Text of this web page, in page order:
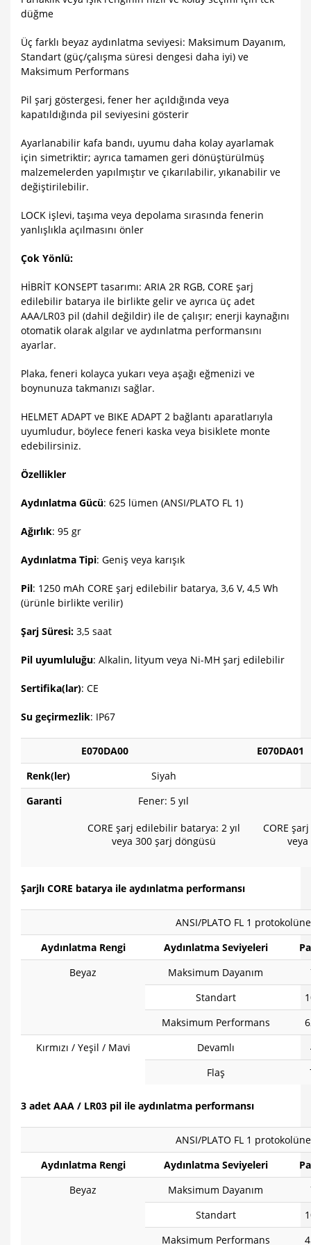
düğme
Üç farklı beyaz aydınlatma seviyesi: Maksimum Dayanım,
Standart (güç/çalışma süresi dengesi daha iyi) ve
Maksimum Performans
Pil şarj göstergesi, fener her açıldığında veya
kapatıldığında pil seviyesini gösterir
Ayarlanabilir kafa bandı, uyumu daha kolay ayarlamak
için simetriktir; ayrıca tamamen geri dönüştürülmüş
malzemelerden yapılmıştır ve çıkarılabilir, yıkanabilir ve
değiştirilebilir.
LOCK işlevi, taşıma veya depolama sırasında fenerin
yanlışlıkla açılmasını önler
Çok Yönlü:
HİBRİT KONSEPT tasarımı: ARIA 2R RGB, CORE şarj
edilebilir batarya ile birlikte gelir ve ayrıca üç adet
AAA/LR03 pil (dahil değildir) ile de çalışır; enerji kaynağını
otomatik olarak algılar ve aydınlatma performansını
ayarlar.
Plaka, feneri kolayca yukarı veya aşağı eğmenizi ve
boynunuza takmanızı sağlar.
HELMET ADAPT ve BIKE ADAPT 2 bağlantı aparatlarıyla
uyumludur, böylece feneri kaska veya bisiklete monte
edebilirsiniz.
Özellikler
Aydınlatma Gücü: 625 lümen (ANSI/PLATO FL 1)
Ağırlık: 95 gr
Aydınlatma Tipi: Geniş veya karışık
Pil: 1250 mAh CORE şarj edilebilir batarya, 3,6 V, 4,5 Wh
(ürünle birlikte verilir)
Şarj Süresi: 3,5 saat
Pil uyumluluğu: Alkalin, lityum veya Ni-MH şarj edilebilir
Sertifika(lar): CE
Su geçirmezlik: IP67
E070DA00
E070DA01
Renk(ler)
Siyah
Garanti
Fener: 5 yıl
CORE şarj edilebilir batarya: 2 yıl
veya 300 şarj döngüsü
CORE
Şarjlı CORE batarya ile aydınlatma performansı
ANSI/PLATO FL 1
Aydınlatma Rengi
Aydınlatma Seviyeleri
Beyaz
Maksimum Dayanım
Standart
Maksimum Performans
Kırmızı / Yeşil / Mavi
Devamlı
Flaş
3 adet AAA / LR03 pil ile aydınlatma performansı
ANSI/PLATO FL 1
Aydınlatma Rengi
Aydınlatma Seviyeleri
Beyaz
Maksimum Dayanım
Standart
Maksimum Performans